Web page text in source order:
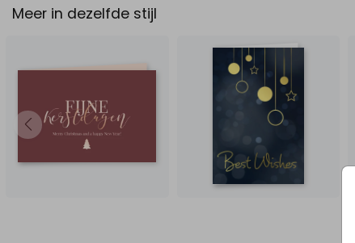
Meer in dezelfde stijl